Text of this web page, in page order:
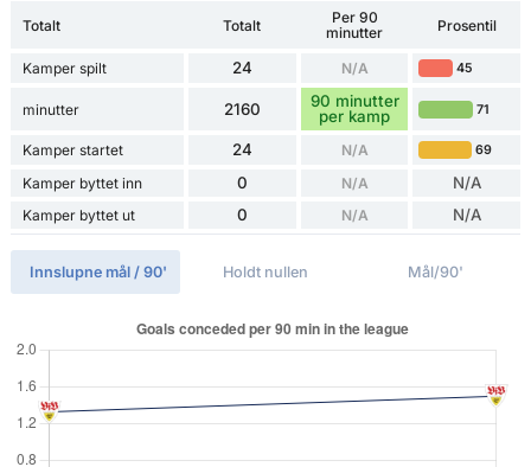
Totalt Totalt
Per 90
minutter
Prosentil
Kamper spilt 24 N/A 45
minutter 2160
90 minutter
per kamp
71
Kamper startet 24 N/A 69
Kamper byttet inn 0 N/A N/A
Kamper byttet ut 0 N/A N/A
Innslupne mål / 90' Holdt nullen Mål/90'